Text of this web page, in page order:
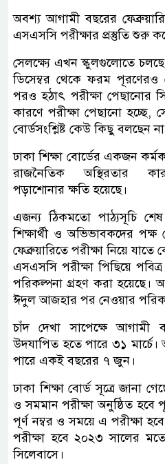
অবশ্য আগামী বছরের
এসএসসি পরীক্ষার প্রস্তুতি শুরু
সেলক্ষ্যে এখন স্কুলগুলোতে চলছে
ডিসেম্বর থেকে ফরম পূরণেরও
পরও হঠাৎ পরীক্ষা পেছানোর
কারণে পরীক্ষা পেছানো হচ্ছে,
বোর্ডসংশ্লিষ্ট কেউ কিছু বলছেন
ঢাকা শিক্ষা বোর্ডের একজন
রাজনৈতিক অস্থিরতার
পড়াশোনার ক্ষতি হয়েছে।
এজন্য ঠিকমতো পাঠ্যসূচি
শিক্ষার্থী ও অভিভাবকদের
ফেব্রুয়ারিতে পরীক্ষা নিয়ে
এসএসসি পরীক্ষা পিছিয়ে
পরিকল্পনা গ্রহণ করা হয়েছে।
ঈদুল আজহার পর নেওয়ার
চাঁদ দেখা সাপেক্ষে
উদযাপিত হতে পারে ৩১
পারে একই বছরের ৭ জুন।
ঢাকা শিক্ষা বোর্ড সূত্রে জানা
ও সমমান পরীক্ষা অনুষ্ঠিত হবে
পূর্ণ নম্বর ও সময়ে এ পরীক্ষা
পরীক্ষা হবে ২০২৩ সালের মতো
সিলেবাসে।